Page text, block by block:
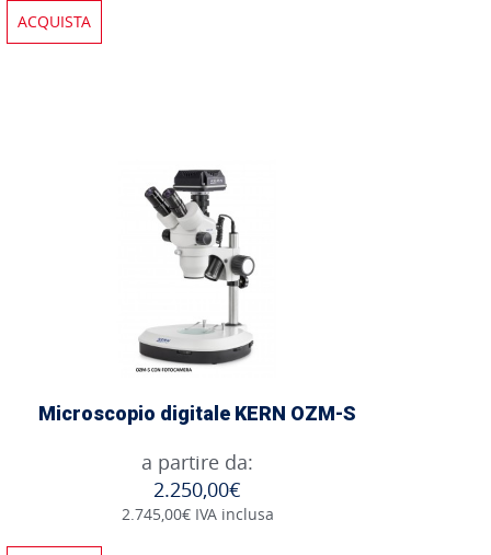
ACQUISTA
Microscopio digitale KERN OZM-S
a partire da:
2.250,00€
2.745,00€ IVA inclusa